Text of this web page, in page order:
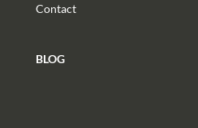
Contact
BLOG